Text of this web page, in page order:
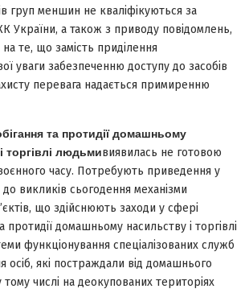
груп меншин не кваліфікуються за
України, а також з приводу повідомлень,
те, що замість приділення
уваги забезпеченню доступу до засобів
перевага надається примиренню
та протидії домашньому
торгівлі людьмивиявилась не готовою
часу. Потребують приведення у
до викликів сьогодення механізми
що здійснюють заходи у сфері
протидії домашньому насильству і торгівлі
функціонування спеціалізованих служб
осіб, які постраждали від домашнього
тому числі на деокупованих територіях